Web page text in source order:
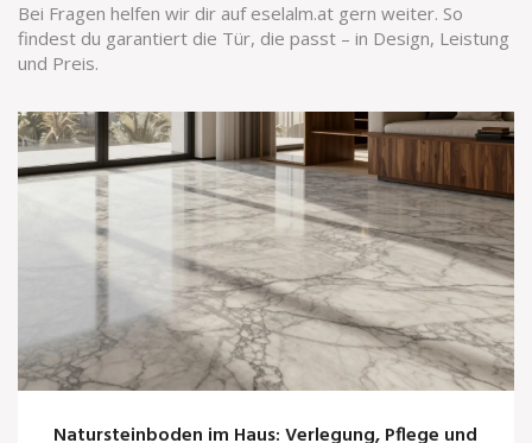
Bei Fragen helfen wir dir auf eselalm.at gern weiter. So
findest du garantiert die Tür, die passt – in Design, Leistung
und Preis.
Natursteinboden im Haus: Verlegung, Pflege und